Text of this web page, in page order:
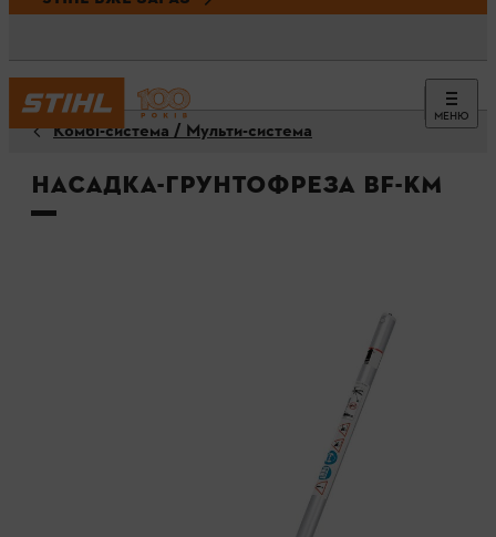
МЕНЮ
Комбі-система / Мульти-система
Насадка-грунтофреза BF-KM